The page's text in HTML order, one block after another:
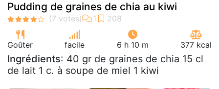
Pudding de graines de chia au kiwi
Goûter facile 6 h 10 m 377 kcal
Ingrédients: 40 gr de graines de chia 15 cl
de lait 1 c. à soupe de miel 1 kiwi